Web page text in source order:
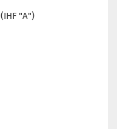
(IHF "A")